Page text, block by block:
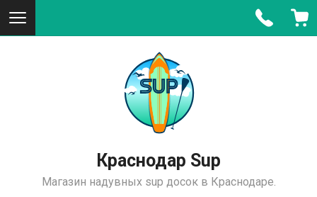
Краснодар Sup
Магазин надувных sup досок в Краснодаре.